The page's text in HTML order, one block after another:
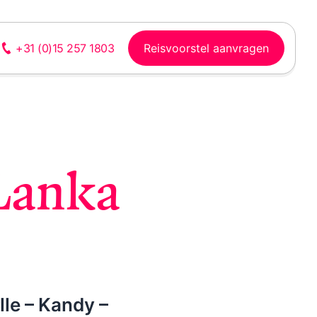
Laos
Watervallen, bergen,
+31 (0)15 257 1803 Reisvoorstel aanvragen
– Kandy –